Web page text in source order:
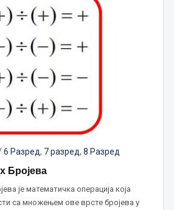
6 Разред, 7 разред, 8 Разред
Бројева
је математичка операција која
са множењем ове врсте бројева у